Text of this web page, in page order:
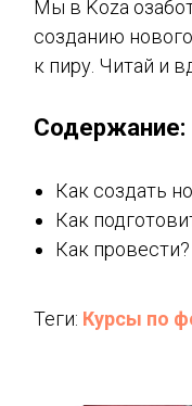
Мы в Koza
созданию
к пиру. Читай и
Содержание:
Как создать
Как
Как провести?
Теги: Курсы по